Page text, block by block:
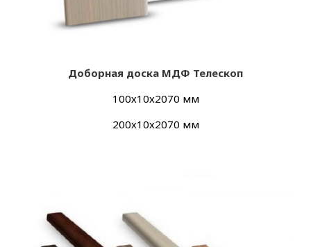
Доборная доска МДФ Телескоп
100х10х2070 мм
200х10х2070 мм